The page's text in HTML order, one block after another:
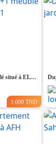
appartement S+1 meublé situé à EL Manar 1
1.000 TND